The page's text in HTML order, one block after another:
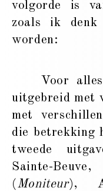
volgorde is
zoals ik denk
worden:
Voor alles
uitgebreid met
met
die betrekking
tweede
Sainte-
( Moniteur),